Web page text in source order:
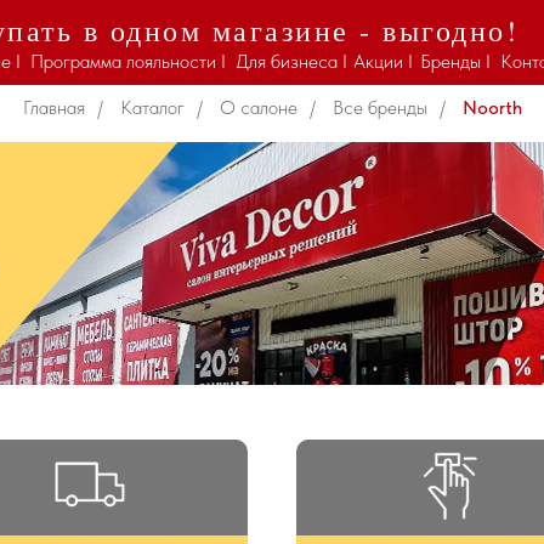
в одном магазине - выгодно!
Бренды I
Акции I
Для бизнеса I
Программа лояльности I
I
Noorth
Главная / Каталог / О салоне / Все бренды / Noorth